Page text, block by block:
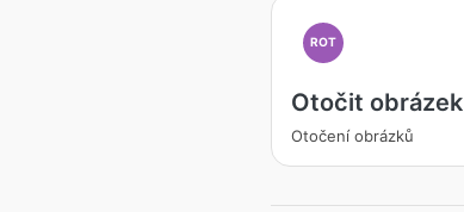
ROT
Otočit obrázek
Otočení obrázků